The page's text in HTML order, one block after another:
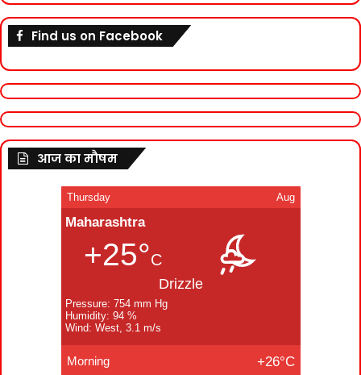
Find us on Facebook
आज का मौषम
Thursday Aug
Maharashtra
+25°C
Drizzle
Pressure: 754 mm Hg
Humidity: 94 %
Wind: West, 3.1 m/s
Morning +26°C